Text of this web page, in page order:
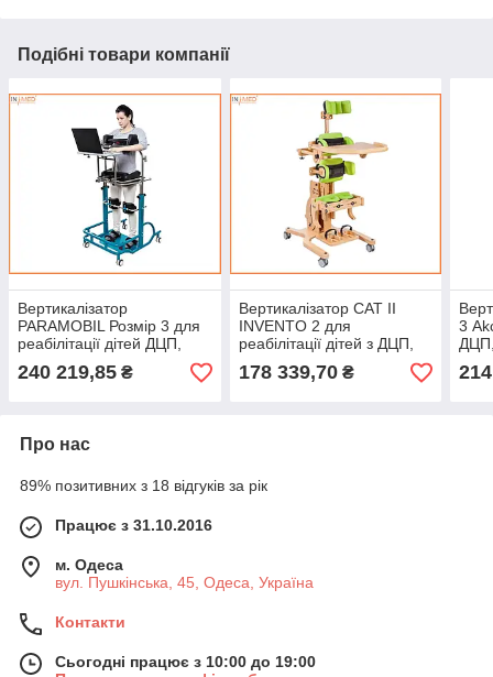
Подібні товари компанії
Вертикалізатор
PARAMOBIL Розмір 3 для
реабілітації дітей ДЦП,
Вертикалізатори
240 219,85 ₴
Вертикалізатор CAT II
INVENTO 2 для
реабілітації дітей з ДЦП,
Invacare
178 339,70₴
3
Про нас
89% позитивних з 18 відгуків за рік
Працює з 31.10.2016
м. Одеса
вул. Пушкінська, 45, Одеса, Україна
Контакти
Сьогодні працює з 10:00 до 19:00